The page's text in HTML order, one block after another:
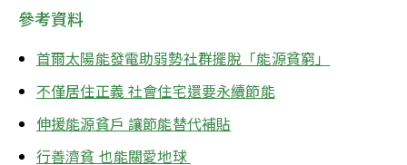
參考資料
首爾太陽能發電助弱勢社群擺脫「能源貧窮」
不僅居住正義 社會住宅還要永續節能
伸援能源貧戶 讓節能替代補貼
行善濟貧 也能關愛地球